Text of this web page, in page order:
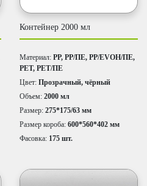
Контейнер 2000 мл
Материал: PP, PP/ПЕ, PP/EVOH/ПЕ,
PET, PET/ПЕ
Цвет: Прозрачный, чёрный
Объем: 2000 мл
Размер: 275*175/63 мм
Размер короба: 600*560*402 мм
Фасовка: 175 шт.